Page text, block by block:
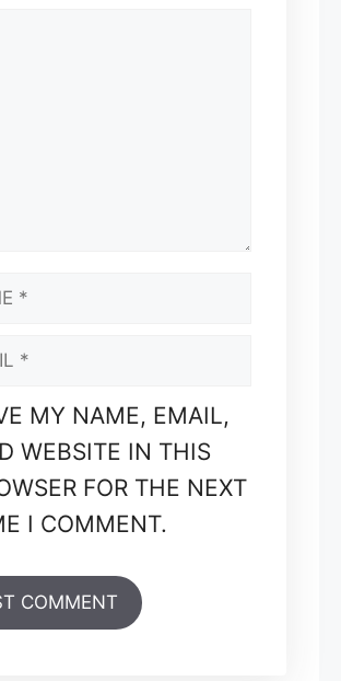
MY NAME, EMAIL,
WEBSITE IN THIS
FOR THE NEXT
I COMMENT.